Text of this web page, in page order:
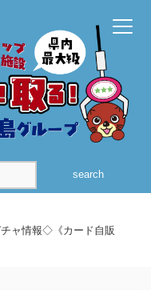
search
チャ情報◇《カード自販